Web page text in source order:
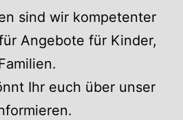
sind wir kompetenter
Angebote für Kinder,
Ihr euch über unser